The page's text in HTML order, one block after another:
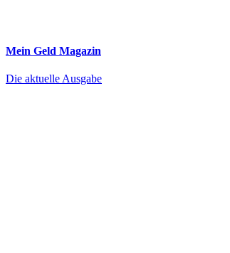
Mein Geld Magazin
Die aktuelle Ausgabe